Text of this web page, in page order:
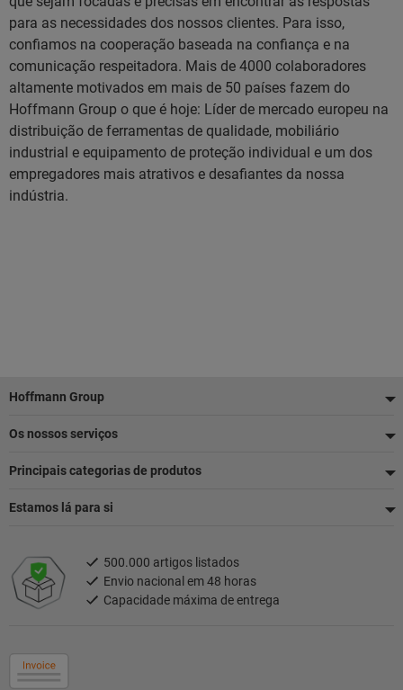
para as necessidades dos nossos clientes. Para isso,
confiamos na cooperação baseada na confiança e na
comunicação respeitadora. Mais de 4000 colaboradores
altamente motivados em mais de 50 países fazem do
Hoffmann Group o que é hoje: Líder de mercado europeu na
distribuição de ferramentas de qualidade, mobiliário
industrial e equipamento de proteção individual e um dos
empregadores mais atrativos e desafiantes da nossa
indústria.
Rodapé
Hoffmann Group
Os nossos serviços
Principais categorias de produtos
Estamos lá para si
500.000 artigos listados
Envio nacional em 48 horas
Capacidade máxima de entrega